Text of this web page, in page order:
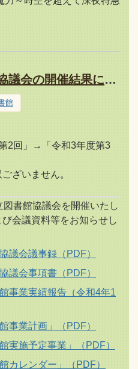
令和3年第3回図書館協議会の開催結果について
館
2回」→「令和3年度第3
ざいません。
書館協議会を開催いたし
会議資料等をお知らせし
議会議事録（PDF）
議会事項書（PDF）
事業実績報告（令和4年1
事業計画」（PDF）
実施予定事業」（PDF）
カレンダー」（PDF）